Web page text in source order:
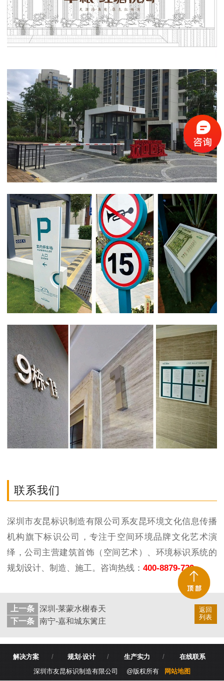
联系我们
深圳市友昆标识制造有限公司系友昆环境文化信息传播
机构旗下标识公司，专注于空间环境品牌文化艺术演
绎，公司主营建筑首饰（空间艺术）、环境标识系统的
规划设计、制造、施工。咨询热线： 400-8879-739
返回
列表
上一条 深圳-莱蒙水榭春天
下一条 南宁-嘉和城东篱庄
解决方案 / 规划·设计 / 生产实力 /
在线联系
深圳市友昆标识制造有限公司 @版权所有
网站地图